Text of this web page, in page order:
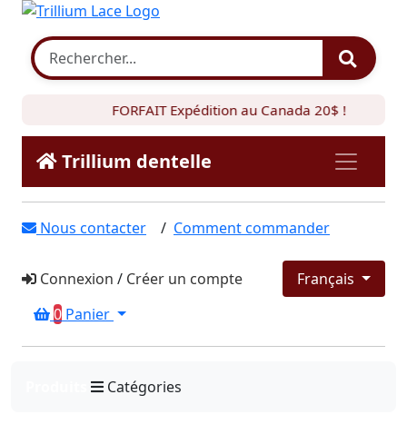
FORFAIT Expédition au Canada 20$ !
Trillium dentelle
Nous contacter / Comment commander
Connexion / Créer un compte
Français
0 Panier
Catégories